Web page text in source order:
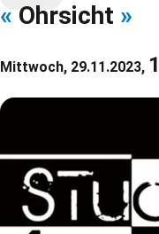
« Ohrsicht »
Mittwoch, 29.11.2023,